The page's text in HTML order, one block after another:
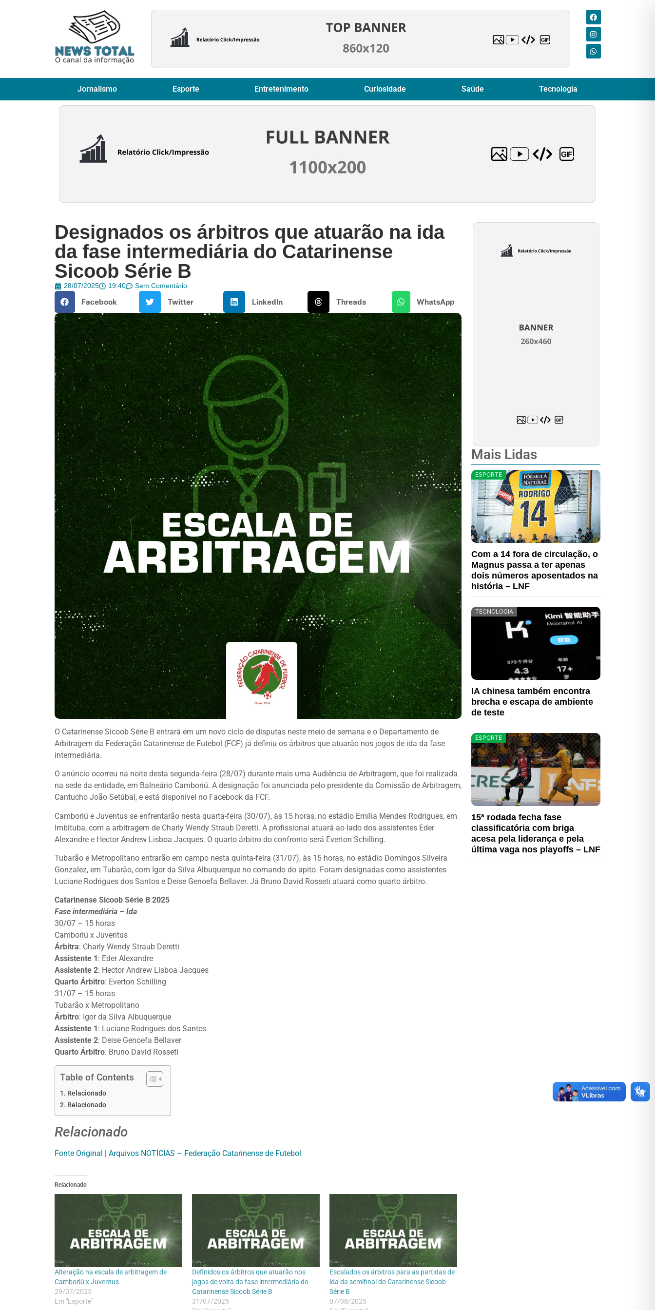
Jornalismo Esporte Entretenimento Curiosidade Saúde Tecnologia
Designados os árbitros que atuarão na ida
da fase intermediária do Catarinense
Sicoob Série B
28/07/2025 19:40 Sem Comentário
Facebook Twitter LinkedIn Threads WhatsApp
O Catarinense Sicoob Série B entrará em um novo ciclo de disputas neste meio de semana e o Departamento de
Arbitragem da Federação Catarinense de Futebol (FCF) já definiu os árbitros que atuarão nos jogos de ida da fase
intermediária.
O anúncio ocorreu na noite desta segunda-feira (28/07) durante mais uma Audiência de Arbitragem, que foi realizada
na sede da entidade, em Balneário Camboriú. A designação foi anunciada pelo presidente da Comissão de Arbitragem,
Cantucho João Setúbal, e está disponível no Facebook da FCF.
Camboriú e Juventus se enfrentarão nesta quarta-feira (30/07), às 15 horas, no estádio Emília Mendes Rodrigues, em
Imbituba, com a arbitragem de Charly Wendy Straub Deretti. A profissional atuará ao lado dos assistentes Eder
Alexandre e Hector Andrew Lisboa Jacques. O quarto árbitro do confronto será Everton Schilling.
Tubarão e Metropolitano entrarão em campo nesta quinta-feira (31/07), às 15 horas, no estádio Domingos Silveira
Gonzalez, em Tubarão, com Igor da Silva Albuquerque no comando do apito. Foram designadas como assistentes
Luciane Rodrigues dos Santos e Deise Genoefa Bellaver. Já Bruno David Rosseti atuará como quarto árbitro.
Catarinense Sicoob Série B 2025
Fase intermediária – Ida
30/07 – 15 horas
Camboriú x Juventus
Árbitra: Charly Wendy Straub Deretti
Assistente 1 : Eder Alexandre
Assistente 2: Hector Andrew Lisboa Jacques
Quarto Árbitro: Everton Schilling
31/07 – 15 horas
Tubarão x Metropolitano
Árbitro: Igor da Silva Albuquerque
Assistente 1 : Luciane Rodrigues dos Santos
Assistente 2: Deise Genoefa Bellaver
Quarto Árbitro: Bruno David Rosseti
Table of Contents
Relacionado
Relacionado
Relacionado
Fonte Original | Arquivos NOTÍCIAS – Federação Catarinense de Futebol
Relacionado
Alteração na escala de arbitragem de
Camboriú x Juventus
29/07/2025
Em "Esporte"
Definidos os árbitros que atuarão nos
jogos de volta da fase intermediária do
Catarinense Sicoob Série B
31/07/2025
Escalados os árbitros para as partidas de
ida da semifinal do Catarinense Sicoob
Série B
07/08/2025
Mais Lidas
ESPORTE
Com a 14 fora de circulação, o
Magnus passa a ter apenas
dois números aposentados na
história – LNF
TECNOLOGIA
IA chinesa também encontra
brecha e escapa de ambiente
de teste
ESPORTE
15ª rodada fecha fase
classificatória com briga
acesa pela liderança e pela
última vaga nos playoffs – LNF